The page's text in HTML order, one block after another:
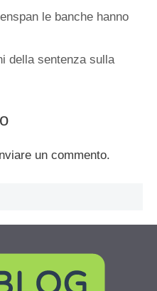
le banche hanno
della sentenza sulla
un commento.